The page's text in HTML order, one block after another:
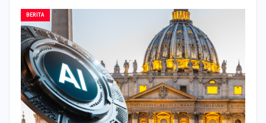
BERITA